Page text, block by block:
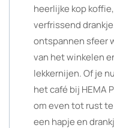
heerlijke kop
verfrissend
ontspannen sfeer
van het winkelen
lekkernijen. Of je
het café bij HEMA
om even tot rust
een hapje en